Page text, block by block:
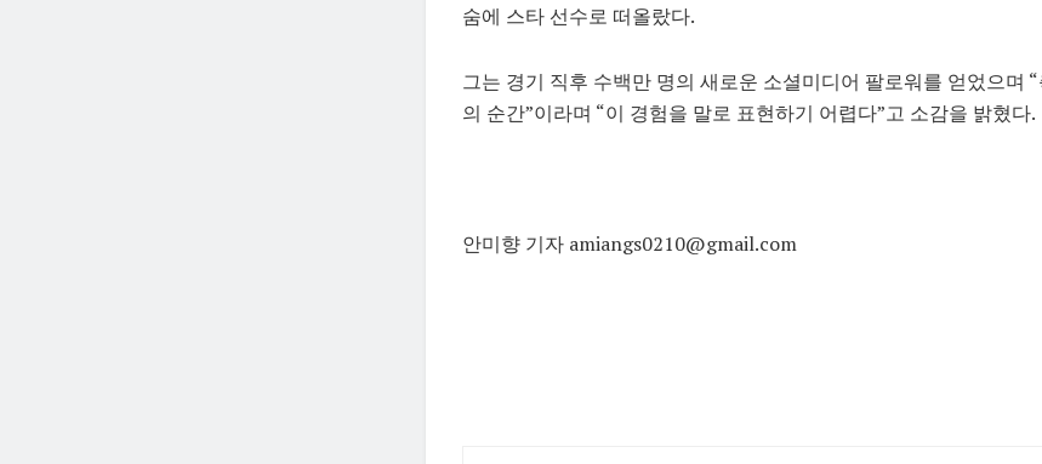
숨에 스타 선수로 떠올랐다.
그는 경기 직후 수백만 명의 새로운 소셜미디어 팔로워를 얻었으며
의 순간”이라며 “이 경험을 말로 표현하기 어렵다”고 소감을 밝혔다.
안미향 기자 amiangs0210@gmail.com